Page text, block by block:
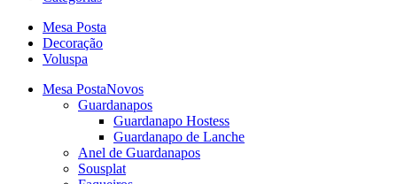
Mesa Posta
Decoração
Voluspa
Mesa PostaNovos
Guardanapos
Guardanapo Hostess
Guardanapo de Lanche
Anel de Guardanapos
Sousplat